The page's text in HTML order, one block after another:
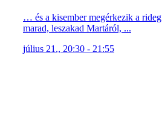
… és a kisember megérkezik a
marad, leszakad Martáról, ...
július 21., 20:30 - 21:55